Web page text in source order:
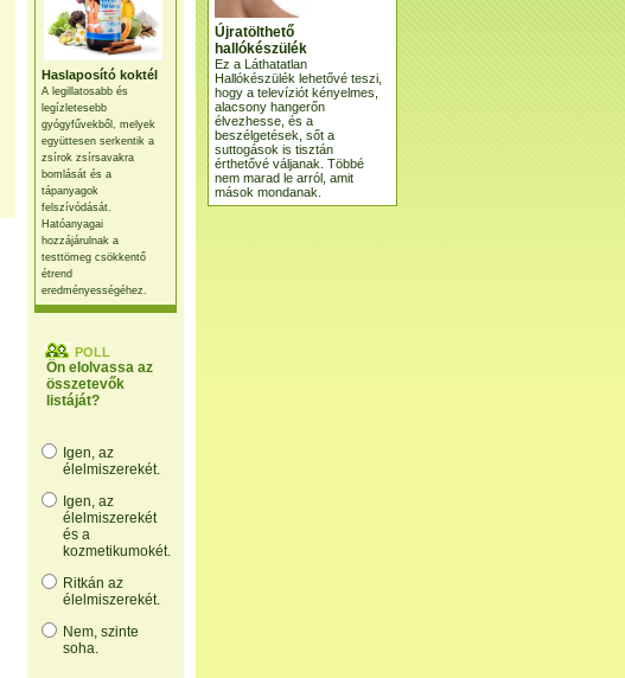
Haslaposító koktél
A legillatosabb és
legízletesebb
gyógyfűvekből, melyek
együttesen serkentik a
zsírok zsírsavakra
bomlását és a
tápanyagok
felszívódását.
Hatóanyagai
hozzájárulnak a
testtömeg csökkentő
étrend
eredményességéhez.
POLL
Ön elolvassa az
összetevők
listáját?
Igen, az
élelmiszerekét.
Igen, az
élelmiszerekét
és a
kozmetikumokét.
Ritkán az
élelmiszerekét.
Nem, szinte
soha.
Újratölthető
hallókészülék
Ez a Láthatatlan
Hallókészülék lehetővé teszi,
hogy a televíziót kényelmes,
alacsony hangerőn
élvezhesse, és a
beszélgetések, sőt a
suttogások is tisztán
érthetővé váljanak. Többé
nem marad le arról, amit
mások mondanak.